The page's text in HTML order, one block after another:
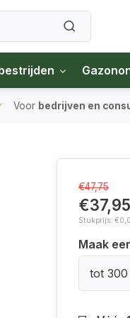
Voor bedrijven en
€47,75
€37,95
Stukprijs:
Maak
tot 300